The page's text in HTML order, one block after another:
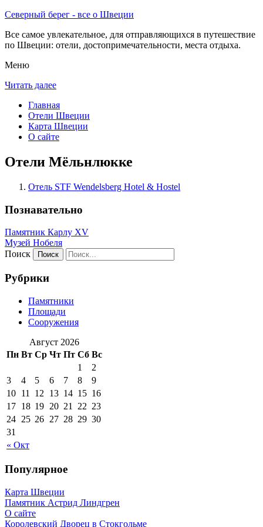
Северный берег - все о Швеции
Все самое увлекательное, для отправляющихся в путешествие
по Швеции: отели, достопримечательности, места отдыха.
Меню
Читать далее
Главная
Отели Швеции
Карта Швеции
О сайте
Отели Мёльнлюкке
Отель STF Wendelsberg Hotel & Hostel
Познавательно
Памятник Карлу XV
Музей Нобеля
Поиск
Рубрики
Памятники
Площади
Сооружения
Август 2026
Пн Вт Ср Чт Пт Сб Вс
« Окт
1
2
3
4 5 6 7 8
9
10 11 12 13 14 15 16
17 18 19 20 21 22 23
24 25 26 27 28 29 30
31
Популярное
Карта Швеции
Памятник Астрид Линдгрен
О сайте
Королевский Дворец в Стокгольме